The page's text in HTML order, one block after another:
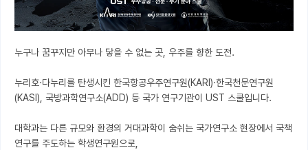
누구나 꿈꾸지만 아무나 닿을 수 없는 곳, 우주를 향한 도전.
누리호·다누리를 탄생시킨 한국항공우주연구원(KARI)·한국천문연구원
(KASI), 국방과학연구소(ADD) 등 국가 연구기관이 UST 스쿨입니다.
대학과는 다른 규모와 환경의 거대과학이 숨쉬는 국가연구소 현장에서 국책
연구를 주도하는 학생연구원으로,